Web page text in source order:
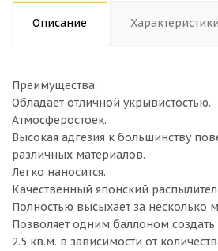
Описание Характеристики
Преимущества :
Обладает отличной укрывистостью.
Атмосферостоек.
Высокая адгезия к большинству
различных материалов.
Легко наносится.
Качественный японский
Полностью высыхает за несколько
Позволяет одним баллоном
2.5 кв.м. в зависимости от